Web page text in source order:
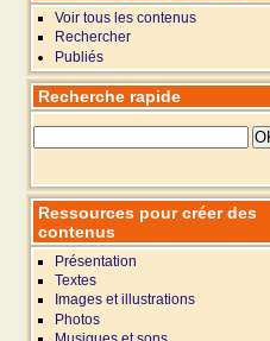
Voir tous les contenus
Rechercher
Publiés
Recherche rapide
Ressources pour créer des
contenus
Présentation
Textes
Images et illustrations
Photos